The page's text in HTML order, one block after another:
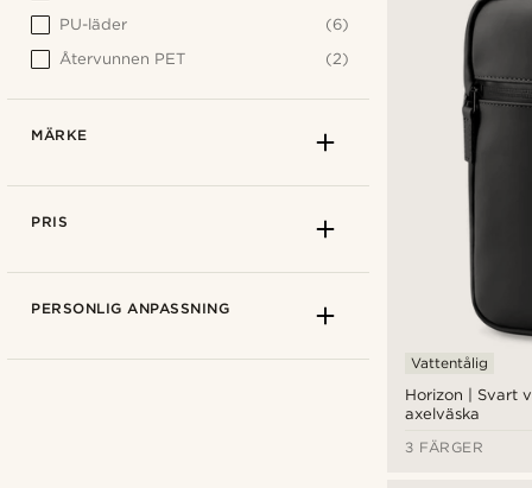
Horizon | Svart
axelväska
Vattentålig
3 FÄRGER
PU-läder
(6)
Återvunnen PET
(2)
MÄRKE
PRIS
PERSONLIG ANPASSNING